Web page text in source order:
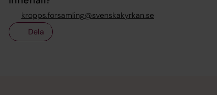
kropps.forsamling@svenskakyrkan.se
Dela